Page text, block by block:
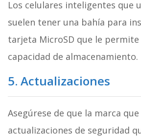
Los celulares inteligentes que
suelen tener una bahía para
tarjeta MicroSD que le
capacidad de almacenamiento.
5. Actualizaciones
Asegúrese de que la marca
actualizaciones de seguridad